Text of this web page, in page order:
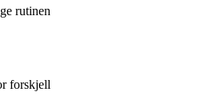
rutinen
forskjell